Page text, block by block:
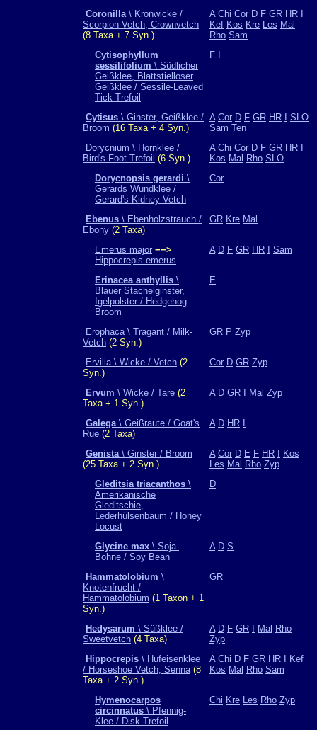
Coronilla\ Kronwicke /
Scorpion Vetch, Crownvetch
(8 Taxa + 7 Syn.)
A Chi Cor D F GR HR
Kef Kos Kre Les Mal
Rho Sam
Cytisophyllum
sessilifolium \ Südlicher
Geißklee, Blattstielloser
Geißklee / Sessile-Leaved
Tick Trefoil
F
Cytisus \ Ginster, Geißklee /
Broom (16 Taxa + 4 Syn.)
A Cor D F GR HR
SLO
Sam Ten
Dorycnium \ Hornklee /
Bird's-Foot Trefoil (6 Syn.)
A Chi Cor D F GR HR
Kos Mal Rho SLO
Dorycnopsis gerardi \
Gerards Wundklee /
Gerard's Kidney Vetch
Cor
Ebenus \ Ebenholzstrauch /
Ebony (2 Taxa)
GR Kre Mal
Emerus major −−>
Hippocrepis emerus
A D F GR HR Sam
Erinacea anthyllis \
Blauer Stachelginster,
Igelpolster / Hedgehog
Broom
E
Erophaca \ Tragant / Milk-
Vetch (2 Syn.)
GR P Zyp
Ervilia \ Wicke / Vetch (2
Syn.)
Cor D GR Zyp
Ervum \ Wicke / Tare (2
Taxa + 1 Syn.)
A D GR Mal Zyp
Galega\ Geißraute / Goat's
Rue (2 Taxa)
A D HR
Genista\ Ginster / Broom
(25 Taxa + 2 Syn.)
A Cor D E F HR
Kos
Les Mal Rho Zyp
Gleditsia triacanthos \
Amerikanische
Gleditschie,
Lederhülsenbaum / Honey
Locust
D
Glycine max \ Soja-
Bohne / Soy Bean
A D S
Hammatolobium \
Knotenfrucht /
Hammatolobium (1 Taxon + 1
Syn.)
GR
Hedysarum \ Süßklee /
Sweetvetch (4 Taxa)
A D F GR Mal Rho
Zyp
Hippocrepis \ Hufeisenklee
/ Horseshoe Vetch, Senna(8
Taxa + 2 Syn.)
A Chi D F GR HR
Kef
Kos Mal Rho Sam
Hymenocarpos
circinnatus \ Pfennig-
Klee / Disk Trefoil
Chi Kre Les Rho Zyp